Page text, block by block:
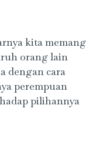
kita memang
orang lain
dengan cara
perempuan
pilihannya